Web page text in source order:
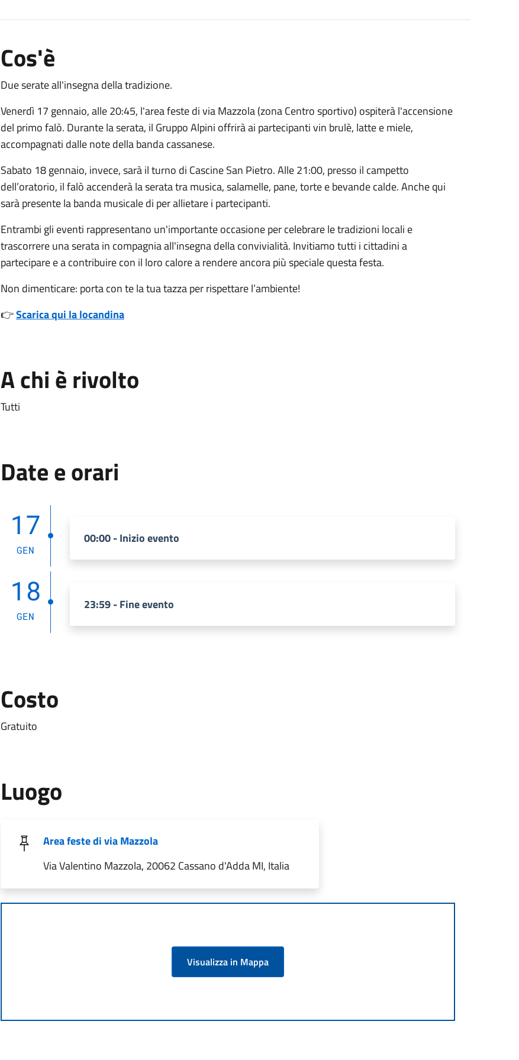
Cos'è
Due serate all'insegna della tradizione.
Venerdì 17 gennaio, alle 20:45, l'area feste di via Mazzola (zona Centro sportivo) ospiterà l'accensione
del primo falò. Durante la serata, il Gruppo Alpini offrirà ai partecipanti vin brulè, latte e miele,
accompagnati dalle note della banda cassanese.
Sabato 18 gennaio, invece, sarà il turno di Cascine San Pietro. Alle 21:00, presso il campetto
dell’oratorio, il falò accenderà la serata tra musica, salamelle, pane, torte e bevande calde. Anche qui
sarà presente la banda musicale di per allietare i partecipanti.
Entrambi gli eventi rappresentano un'importante occasione per celebrare le tradizioni locali e
trascorrere una serata in compagnia all'insegna della convivialità. Invitiamo tutti i cittadini a
partecipare e a contribuire con il loro calore a rendere ancora più speciale questa festa.
Non dimenticare: porta con te la tua tazza per rispettare l’ambiente!
👉Scarica qui la locandina
A chi è rivolto
Tutti
Date e orari
17
GEN
00:00 - Inizio evento
18
GEN
23:59 - Fine evento
Costo
Gratuito
Luogo
Area feste di via Mazzola
Via Valentino Mazzola, 20062 Cassano d'Adda MI, Italia
Visualizza in Mappa